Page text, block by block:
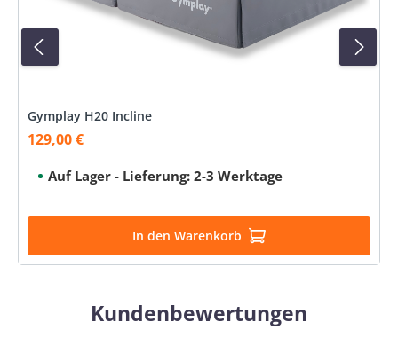
Gymplay H20 Incline
Verkaufspreis:
129,00 €
Auf Lager - Lieferung: 2-3 Werktage
In den Warenkorb
Kundenbewertungen